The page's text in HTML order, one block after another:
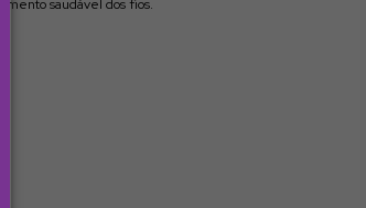
saudável dos fios.